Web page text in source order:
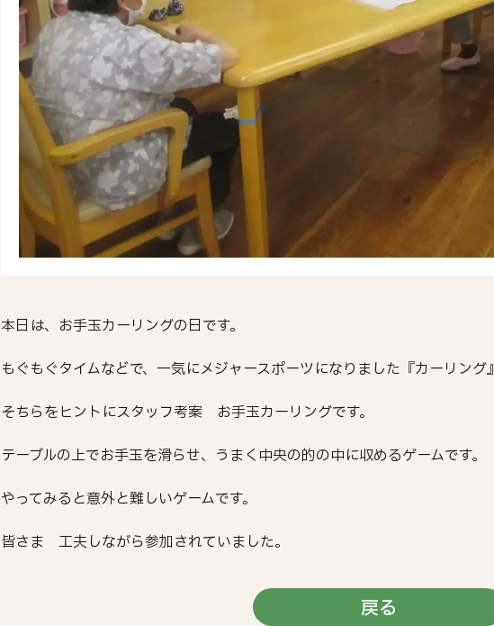
本日は、お手玉カーリングの日です。
もぐもぐタイムなどで、一気にメジャースポーツになりました『カーリング』
そちらをヒントにスタッフ考案 お手玉カーリングです。
テーブルの上でお手玉を滑らせ、うまく中央の的の中に収めるゲームです。
やってみると意外と難しいゲームです。
皆さま 工夫しながら参加されていました。
戻る